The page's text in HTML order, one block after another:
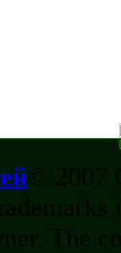
© 2007
The